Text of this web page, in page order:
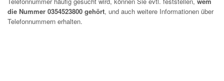
die Nummer 0354523800 gehört, und auch weitere Informationen über
Telefonnummern erhalten.